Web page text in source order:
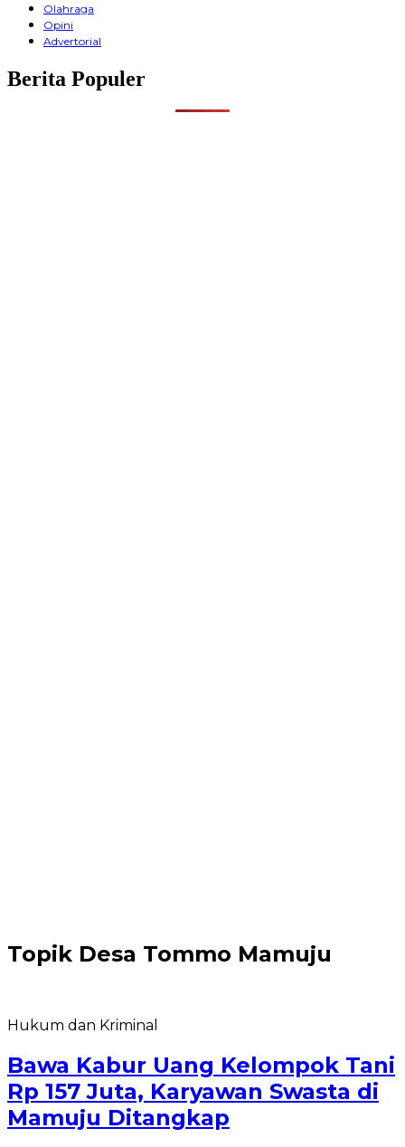
Olahraga
Opini
Advertorial
Berita Populer
Topik Desa Tommo Mamuju
Hukum dan Kriminal
Bawa Kabur Uang Kelompok Tani
Rp 157 Juta, Karyawan Swasta di
Mamuju Ditangkap